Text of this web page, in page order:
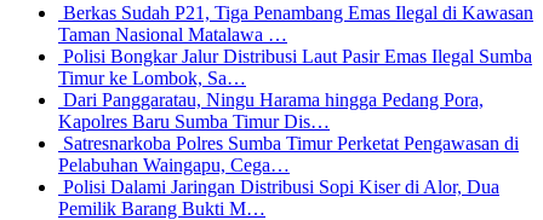
Berkas Sudah P21, Tiga Penambang Emas Ilegal di Kawasan
Taman Nasional Matalawa …
Polisi Bongkar Jalur Distribusi Laut Pasir Emas Ilegal Sumba
Timur ke Lombok, Sa…
Dari Panggaratau, Ningu Harama hingga Pedang Pora,
Kapolres Baru Sumba Timur Dis…
Satresnarkoba Polres Sumba Timur Perketat Pengawasan di
Pelabuhan Waingapu, Cega…
Polisi Dalami Jaringan Distribusi Sopi Kiser di Alor, Dua
Pemilik Barang Bukti M…